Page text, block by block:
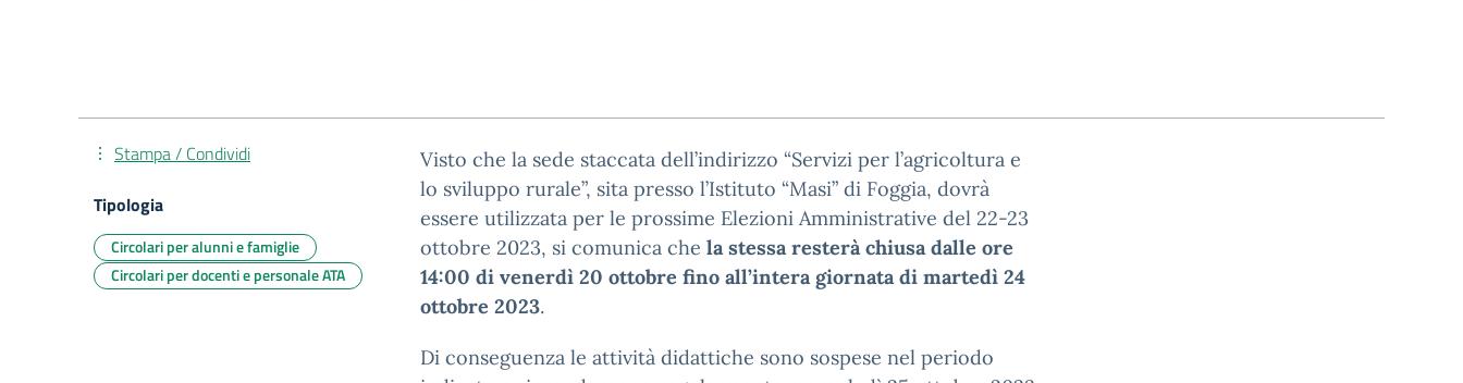
Visto che la sede staccata dell’indirizzo “Servizi per l’agricoltura e
lo sviluppo rurale”, sita presso l’Istituto “Masi” di Foggia, dovrà
essere utilizzata per le prossime Elezioni Amministrative del 22-23
ottobre 2023, si comunica che la stessa resterà chiusa dalle ore
14:00 di venerdì 20 ottobre fino all’intera giornata di martedì 24
ottobre 2023.
Di conseguenza le attività didattiche sono sospese nel periodo
Stampa / Condividi
Tipologia
Circolari per alunni e famiglie
Circolari per docenti e personale ATA